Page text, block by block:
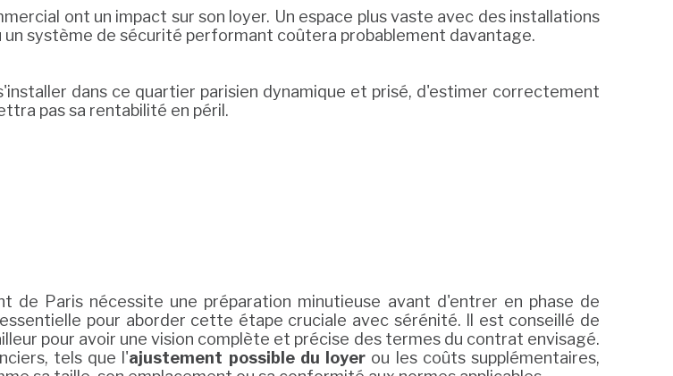
ont un impact sur son loyer. Un espace plus vaste avec des installations
système de sécurité performant coûtera probablement davantage.
dans ce quartier parisien dynamique et prisé, d'estimer correctement
pas sa rentabilité en péril.
de Paris nécessite une préparation minutieuse avant d'entrer en phase de
pour aborder cette étape cruciale avec sérénité. Il est conseillé de
pour avoir une vision complète et précise des termes du contrat envisagé.
tels que l'ajustement possible du loyer ou les coûts supplémentaires,